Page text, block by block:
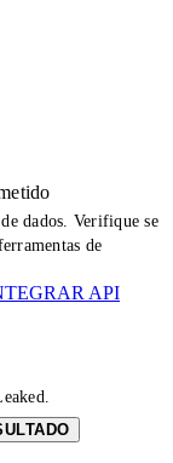
dados. Verifique se
de
API